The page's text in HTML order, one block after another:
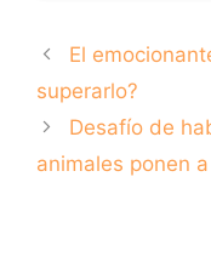
El
superarlo?
Desafío de
animales ponen